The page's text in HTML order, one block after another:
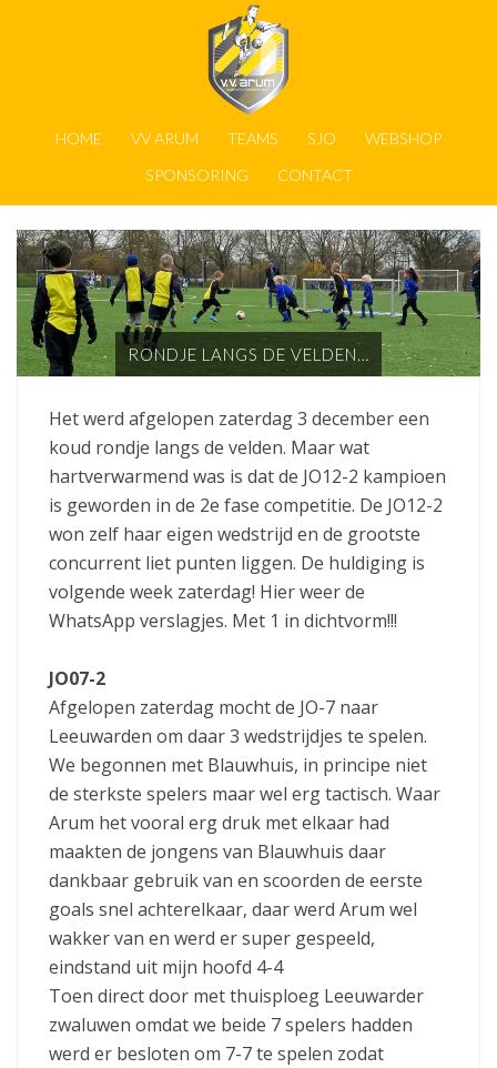
HOME VV ARUM TEAMS SJO
WEBSHOP
SPONSORING
CONTACT
RONDJE LANGS DE VELDEN…
Het werd afgelopen zaterdag 3 december een
koud rondje langs de velden. Maar wat
hartverwarmend was is dat de JO12-2 kampioen
is geworden in de 2e fase competitie. De JO12-2
won zelf haar eigen wedstrijd en de grootste
concurrent liet punten liggen. De huldiging is
volgende week zaterdag! Hier weer de
WhatsApp verslagjes. Met 1 in dichtvorm!!!
JO07-2
Afgelopen zaterdag mocht de JO-7 naar
Leeuwarden om daar 3 wedstrijdjes te spelen.
We begonnen met Blauwhuis, in principe niet
de sterkste spelers maar wel erg tactisch. Waar
Arum het vooral erg druk met elkaar had
maakten de jongens van Blauwhuis daar
dankbaar gebruik van en scoorden de eerste
goals snel achterelkaar, daar werd Arum wel
wakker van en werd er super gespeeld,
eindstand uit mijn hoofd 4-4
Toen direct door met thuisploeg Leeuwarder
zwaluwen omdat we beide 7 spelers hadden
werd er besloten om 7-7 te spelen zodat